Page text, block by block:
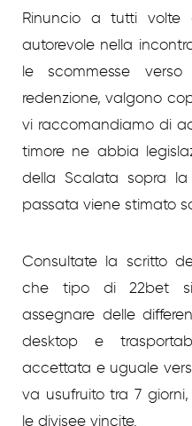
Rinuncio a tutti volte
autorevole nella
le scommesse
redenzione, valgono
vi raccomandiamo di
timore ne abbia
della Scalata sopra
passata viene stimato
Consultate la scritto
che tipo di 22bet
assegnare delle
desktop e
accettata e uguale
va usufruito tra 7
le divisee vincite.